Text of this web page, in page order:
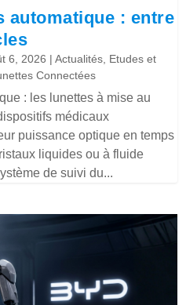
automatique : entre
6, 2026 |Actualités Etudes et
Connectées
: les lunettes à mise au
médicaux
puissance optique en temps
liquides ou à fluide
de suivi du...